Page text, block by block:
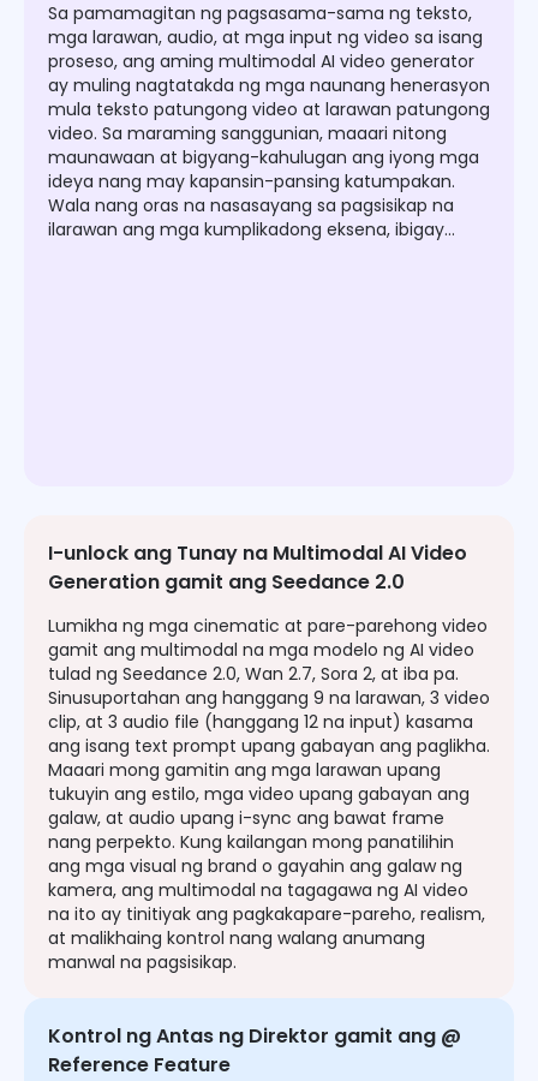
Sa pamamagitan ng pagsasama-sama ng teksto,
mga larawan, audio, at mga input ng video sa isang
proseso, ang aming multimodal AI video generator
ay muling nagtatakda ng mga naunang henerasyon
mula teksto patungong video at larawan patungong
video. Sa maraming sanggunian, maaari nitong
maunawaan at bigyang-kahulugan ang iyong mga
ideya nang may kapansin-pansing katumpakan.
Wala nang oras na nasasayang sa pagsisikap na
ilarawan ang mga kumplikadong eksena, ibigay
I-unlock ang Tunay na Multimodal AI Video
Generation gamit ang Seedance 2.0
Lumikha ng mga cinematic at pare-parehong video
gamit ang multimodal na mga modelo ng AI video
tulad ng Seedance 2.0, Wan 2.7, Sora 2, at iba pa.
Sinusuportahan ang hanggang 9 na larawan, 3 video
clip, at 3 audio file (hanggang 12 na input) kasama
ang isang text prompt upang gabayan ang paglikha.
Maaari mong gamitin ang mga larawan upang
tukuyin ang estilo, mga video upang gabayan ang
galaw, at audio upang i-sync ang bawat frame
nang perpekto. Kung kailangan mong panatilihin
ang mga visual ng brand o gayahin ang galaw ng
kamera, ang multimodal na tagagawa ng AI video
na ito ay tinitiyak ang pagkakapare-pareho, realism,
at malikhaing kontrol nang walang anumang
manwal na pagsisikap.
Kontrol ng Antas ng Direktor gamit ang @
Reference Feature